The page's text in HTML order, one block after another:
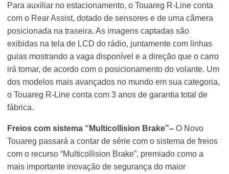
Para auxiliar no estacionamento, o Touareg R-Line conta
com o Rear Assist, dotado de sensores e de uma câmera
posicionada na traseira. As imagens captadas são
exibidas na tela de LCD do rádio, juntamente com linhas
guias mostrando a vaga disponível e a direção que o carro
irá tomar, de acordo com o posicionamento do volante. Um
dos modelos mais avançados no mundo em sua categoria,
o Touareg R-Line conta com 3 anos de garantia total de
fábrica.
Freios com sistema “Multicollision Brake”–O Novo
Touareg passará a contar de série com o sistema de freios
com o recurso “Multicollision Brake”, premiado como a
mais importante inovação de segurança do maior